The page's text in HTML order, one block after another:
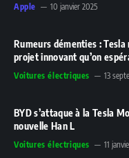
Apple 10 janvier 2025
Rumeurs démenties :
projet innovant qu’on
Voitures électriques 13
BYD s’attaque à la Tesla
nouvelle Han L
Voitures électriques 11